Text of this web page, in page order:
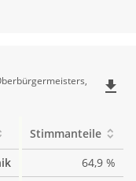
file_download
Stimmanteile
64,9 %